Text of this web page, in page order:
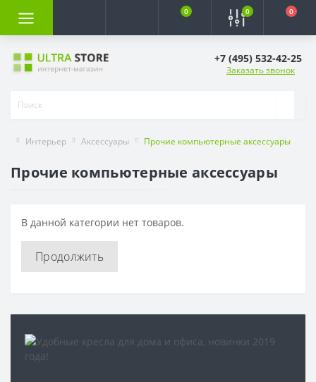
0 0 0
+7 (495) 532-42-25
Заказать звонок
Интерьер Аксессуары Прочие компьютерные аксессуары
Прочие компьютерные аксессуары
В данной категории нет товаров.
Продолжить